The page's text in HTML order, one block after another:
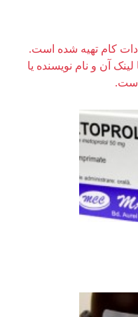
دات کام تهیه شده است.
لینک آن و نام نویسنده یا